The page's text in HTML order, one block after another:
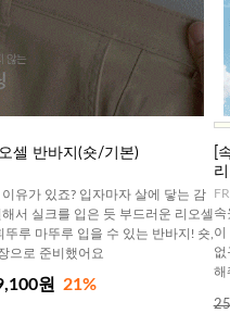
셀 반바지(숏/기본)
유가 있죠? 입자마자 살에 닿는 감
서 실크를 입은 듯 부드러운 리오셀
루 마뚜루 입을 수 있는 반바지! 숏,
으로 준비했어요
원 21%
[
속
이
없
해